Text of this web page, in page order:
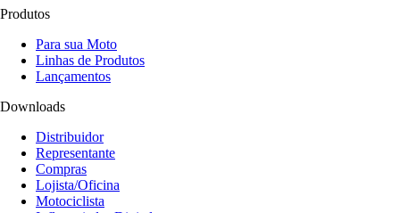
Produtos
Para sua Moto
Linhas de Produtos
Lançamentos
Downloads
Distribuidor
Representante
Compras
Lojista/Oficina
Motociclista